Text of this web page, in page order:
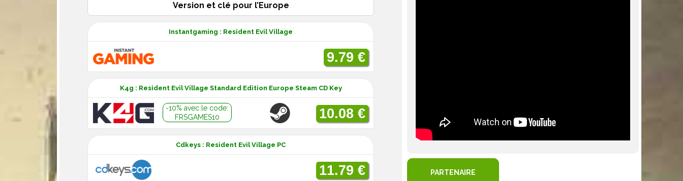
Version et clé pour l’Europe
Instantgaming : Resident Evil Village
9.79 €
K4g : Resident Evil Village Standard Edition Europe Steam CD Key
-10% avec le code:
FRSGAMES10
10.08 €
Cdkeys : Resident Evil Village PC
11.79 € PARTENAIRE